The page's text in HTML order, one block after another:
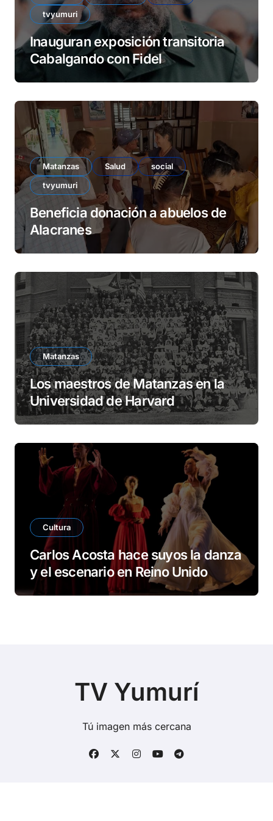
tvyumuri
Inauguran exposición transitoria
Cabalgando con Fidel
Matanzas Salud
social
tvyumuri
Beneficia donación a abuelos de
Alacranes
Matanzas
Los maestros de Matanzas en la
Universidad de Harvard
Cultura
Carlos Acosta hace suyos la danza
y el escenario en Reino Unido
TV Yumurí
Tú imagen más cercana